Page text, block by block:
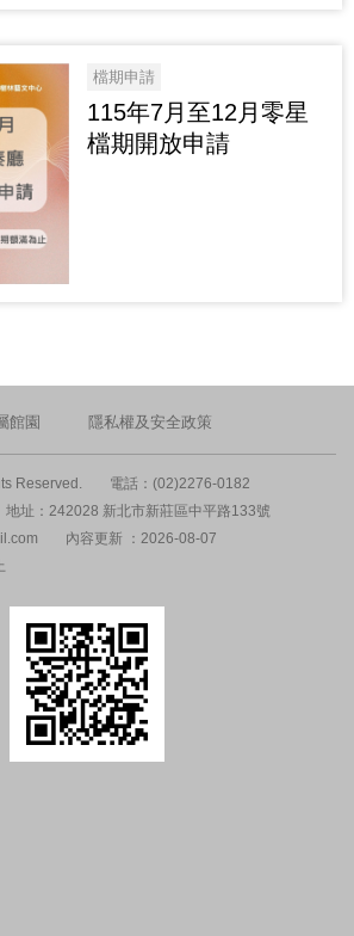
檔期申請
115年7月至12月零星
檔期開放申請
館園 隱私權及安全政策
Reserved.
電話：(02)2276-0182
地址：242028 新北市新莊區中平路133號
內容更新 ：2026-08-07